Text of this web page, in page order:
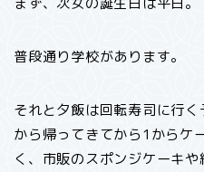
普段通り学校があります。
それと夕飯は回転寿司に行
から帰ってきてから1からケ
く、市販のスポンジケーキ